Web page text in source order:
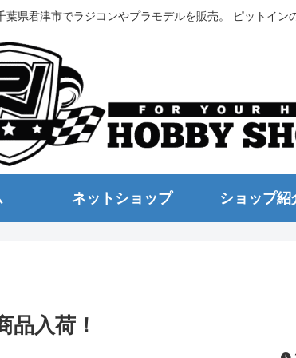
葉県君津市でラジコンやプラモデルを販売。 ピットイン
ネットショップ ショップ紹
入荷！